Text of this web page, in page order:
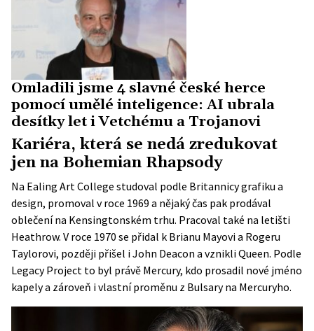
Omladili jsme 4 slavné české herce
pomocí umělé inteligence: AI ubrala
desítky let i Vetchému a Trojanovi
Kariéra, která se nedá zredukovat
jen na Bohemian Rhapsody
Na Ealing Art College studoval podle Britannicygrafiku a
design, promoval v roce 1969 a nějaký čas pak prodával
oblečení na Kensingtonském trhu. Pracoval také na letišti
Heathrow. V roce 1970 se přidal k Brianu Mayovi a Rogeru
Taylorovi, později přišel i John Deacon a vznikli Queen. Podle
Legacy Project to byl právě Mercury, kdo prosadil nové jméno
kapely a zároveň i vlastní proměnu z Bulsary na Mercuryho.